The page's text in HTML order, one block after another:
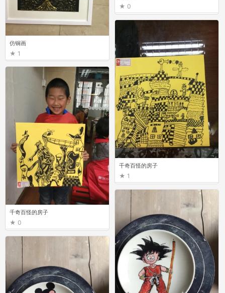
0
千奇百怪的房子
0
仿铜画
1
千奇百怪的房子
1